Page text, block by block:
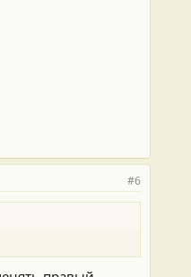
#6